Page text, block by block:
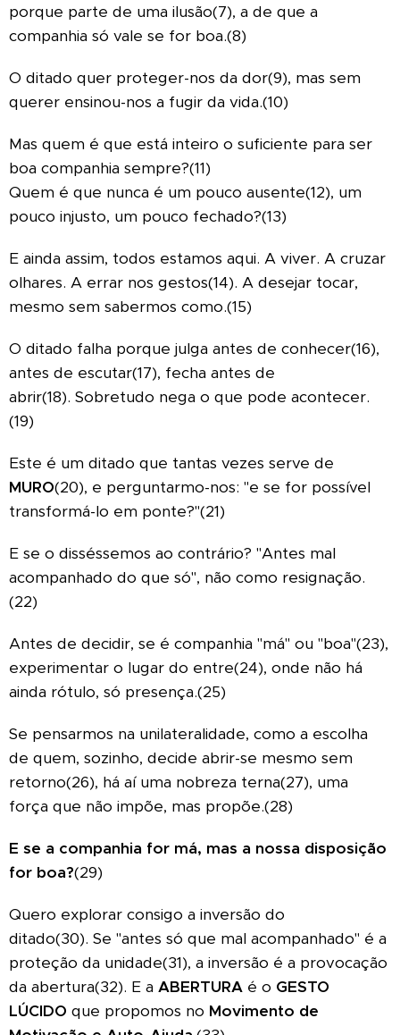
porque parte de uma ilusão(7), a de que a
companhia só vale se for boa.(8)
O ditado quer proteger-nos da dor(9), mas sem
querer ensinou-nos a fugir da vida.(10)
Mas quem é que está inteiro o suficiente para ser
boa companhia sempre?(11)
Quem é que nunca é um pouco ausente(12), um
pouco injusto, um pouco fechado?(13)
E ainda assim, todos estamos aqui. A viver. A cruzar
olhares. A errar nos gestos(14). A desejar tocar,
mesmo sem sabermos como.(15)
O ditado falha porque julga antes de conhecer(16),
antes de escutar(17), fecha antes de
abrir(18). Sobretudo nega o que pode acontecer.
(19)
Este é um ditado que tantas vezes serve de
MURO(20), e perguntarmo-nos: "e se for possível
transformá-lo em ponte?"(21)
E se o disséssemos ao contrário? "Antes mal
acompanhado do que só", não como resignação.
(22)
Antes de decidir, se é companhia "má" ou "boa"(23),
experimentar o lugar do entre(24), onde não há
ainda rótulo, só presença.(25)
Se pensarmos na unilateralidade, como a escolha
de quem, sozinho, decide abrir-se mesmo sem
retorno(26), há aí uma nobreza terna(27), uma
força que não impõe, mas propõe.(28)
E se a companhia for má, mas a nossa disposição
for boa?(29)
Quero explorar consigo a inversão do
ditado(30). Se "antes só que mal acompanhado" é a
proteção da unidade(31), a inversão é a provocação
da abertura(32). E a ABERTURA é o GESTO
LÚCIDO que propomos no Movimento de